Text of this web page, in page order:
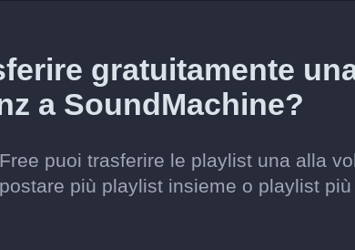
gratuitamente
a SoundMachine?
puoi trasferire le playlist una alla
più playlist insieme o playlist